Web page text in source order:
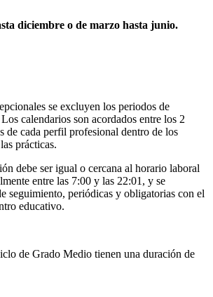
diciembre o de marzo hasta junio.
se excluyen los periodos de
calendarios son acordados entre los 2
de cada perfil profesional dentro de los
prácticas.
debe ser igual o cercana al horario laboral
entre las 7:00 y las 22:01, y se
seguimiento, periódicas y obligatorias con el
educativo.
de Grado Medio tienen una duración de